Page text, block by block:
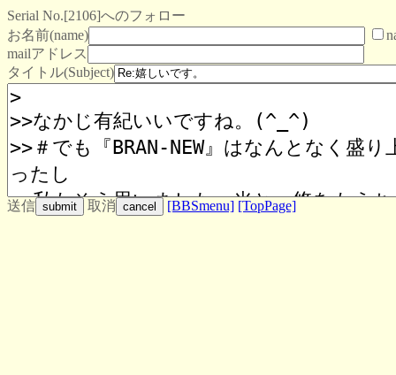
Serial No.[2106]へのフォロー
お名前(name)
mailアドレス
タイトル(Subject)
送信 取消 [BBSmenu] [TopPage]